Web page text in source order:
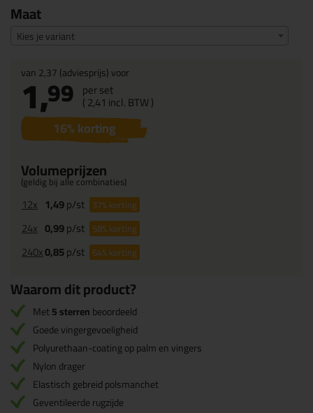
Maat
Kies je variant
van2,37(adviesprijs) voor
1,99 per set
(2,41 incl. BTW )
16% korting
Volumeprijzen
(geldig bij alle combinaties)
12x 1,49p/st 37%korting
24x 0,99p/st 58%korting
240x0,85p/st 64%korting
Waarom dit product?
Met5 sterrenbeoordeeld
Goede vingergevoeligheid
Polyurethaan-coating op palm en vingers
Nylon drager
Elastisch gebreid polsmanchet
Geventileerde rugzijde